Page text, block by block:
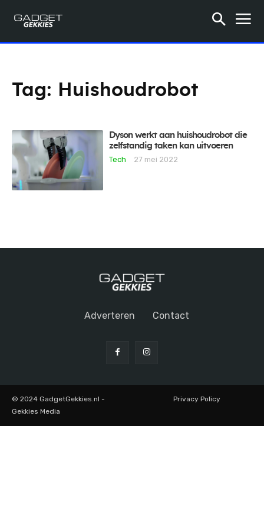
Tag: Huishoudrobot
Dyson werkt aan huishoudrobot die
zelfstandig taken kan uitvoeren
Tech
27 mei 2022
Adverteren Contact
© 2024 GadgetGekkies.nl -
Gekkies Media
Privacy Policy